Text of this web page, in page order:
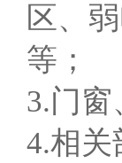
区、
等；
3.门
4.相